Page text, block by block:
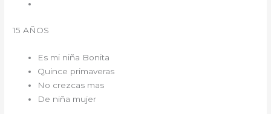
15 AÑOS
Es mi niña Bonita
Quince primaveras
No crezcas mas
De niña mujer